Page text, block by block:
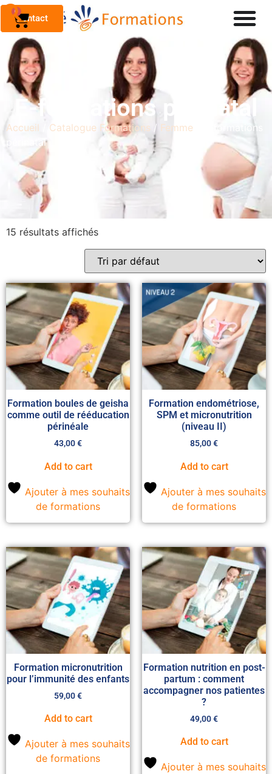
Contact
0
E-formations périnatal
Accueil Catalogue Formations / Femme / E-formations
périnatal
15 résultats affichés
Formation boules de geisha
comme outil de rééducation
périnéale
43,00€
Add to cart
Ajouter à mes souhaits
de formations
Formation endométriose,
SPM et micronutrition
(niveau II)
85,00€
Add to cart
Ajouter à mes souhaits
de formations
Formation micronutrition
pour l’immunité des enfants
59,00€
Add to cart
Ajouter à mes souhaits
de formations
Formation nutrition en post-
partum : comment
accompagner nos patientes
?
49,00€
Add to cart
Ajouter à mes souhaits